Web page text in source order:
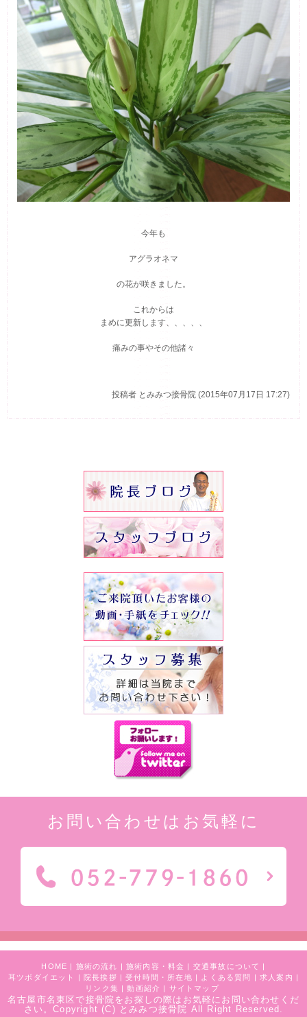
今年も
アグラオネマ
の花が咲きました。
これからは
まめに更新します、、、、、
痛みの事やその他諸々
投稿者 とみみつ接骨院 (2015年07月17日 17:27)
お問い合わせはお気軽に
HOME | 施術の流れ | 施術内容・料金 | 交通事故について |
耳ツボダイエット
| 院長挨拶 | 受付時間・所在地 | よくある質問 | 求人案内 |
リンク集 | 動画紹介 | サイトマップ
名古屋市名東区で接骨院をお探しの際はお気軽にお問い合わせくだ
さい。Copyright (C) とみみつ接骨院 All Right Reserved.